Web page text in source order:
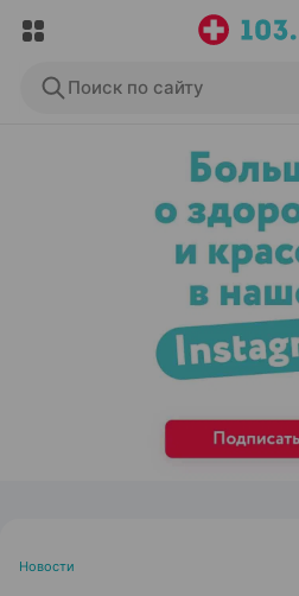
Поиск по сайту
ЭФФЕКТИВНАЯ
Новости